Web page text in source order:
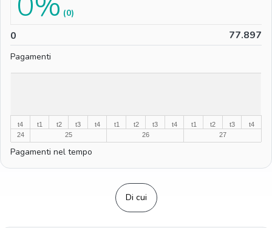
0 77.897
(0)
Pagamenti
t4
24
t1
25
t2 t3 t4
t1
26
t2 t3 t4
t1
27
t2 t3 t4
Pagamenti nel tempo
Di cui